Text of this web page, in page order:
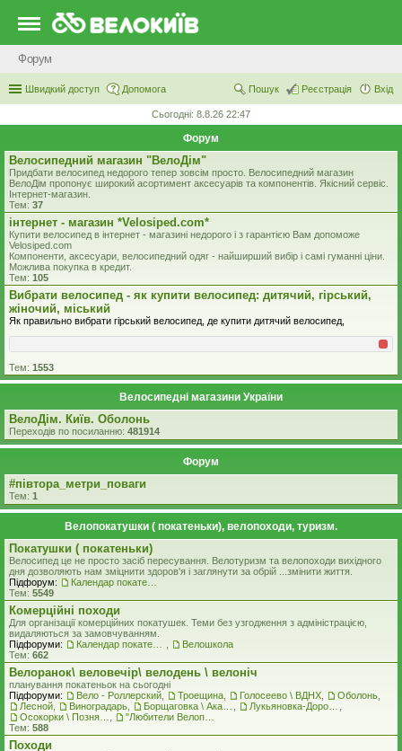
Форум
Швидкий доступ Допомога Вхід
Реєстрація
Пошук
Сьогодні: 8.8.26 22:47
Форум
Велосипедний магазин "ВелоДім"
Придбати велосипед недорого тепер зовсім просто. Велосипедний магазин
ВелоДім пропонує широкий асортимент аксесуарів та компонентів. Якісний сервіс.
Інтернет-магазин.
Тем: 37
iнтернет - магазин *Velosiped.com*
Купити велосипед в інтернет - магазині недорого і з гарантією Вам допоможе
Velosiped.com
Компоненти, аксесуари, велосипедний одяг - найширший вибір і самі гуманні ціни.
Можлива покупка в кредит.
Тем: 105
Вибрати велосипед - як купити велосипед: дитячий, гірський,
жіночий, міський
Як правильно вибрати гірський велосипед, де купити дитячий велосипед,
Тем: 1553
Велосипедні магазини України
ВелоДім. Київ. Оболонь
Переходів по посиланню: 481914
Форум
#‎пiвтора_метри_поваги‬
Тем: 1
Велопокатушки ( покатеньки), велопоходи, туризм.
Покатушки ( покатеньки)
Велосипед це не просто засіб пересування. Велотуризм та велопоходи вихідного
дня дозволяють нам зміцнити здоров'я і заглянути за обрій ...змінити життя.
Підфорум:
Тем: 5549
Комерцiйнi походи
Для організації комерційних покатушек. Теми без узгодження з адміністрацією,
видаляються за замовчуванням.
Підфоруми:
Велошкола
Тем: 662
Велоранок\ веловечір\ велодень \ велоніч
планування покатеньок на сьогодні
Підфоруми:
Вело - Роллерский Троещина Голосеево \ ВДНХ Оболонь
Лесной
Виноградарь
Тем: 588
Походи